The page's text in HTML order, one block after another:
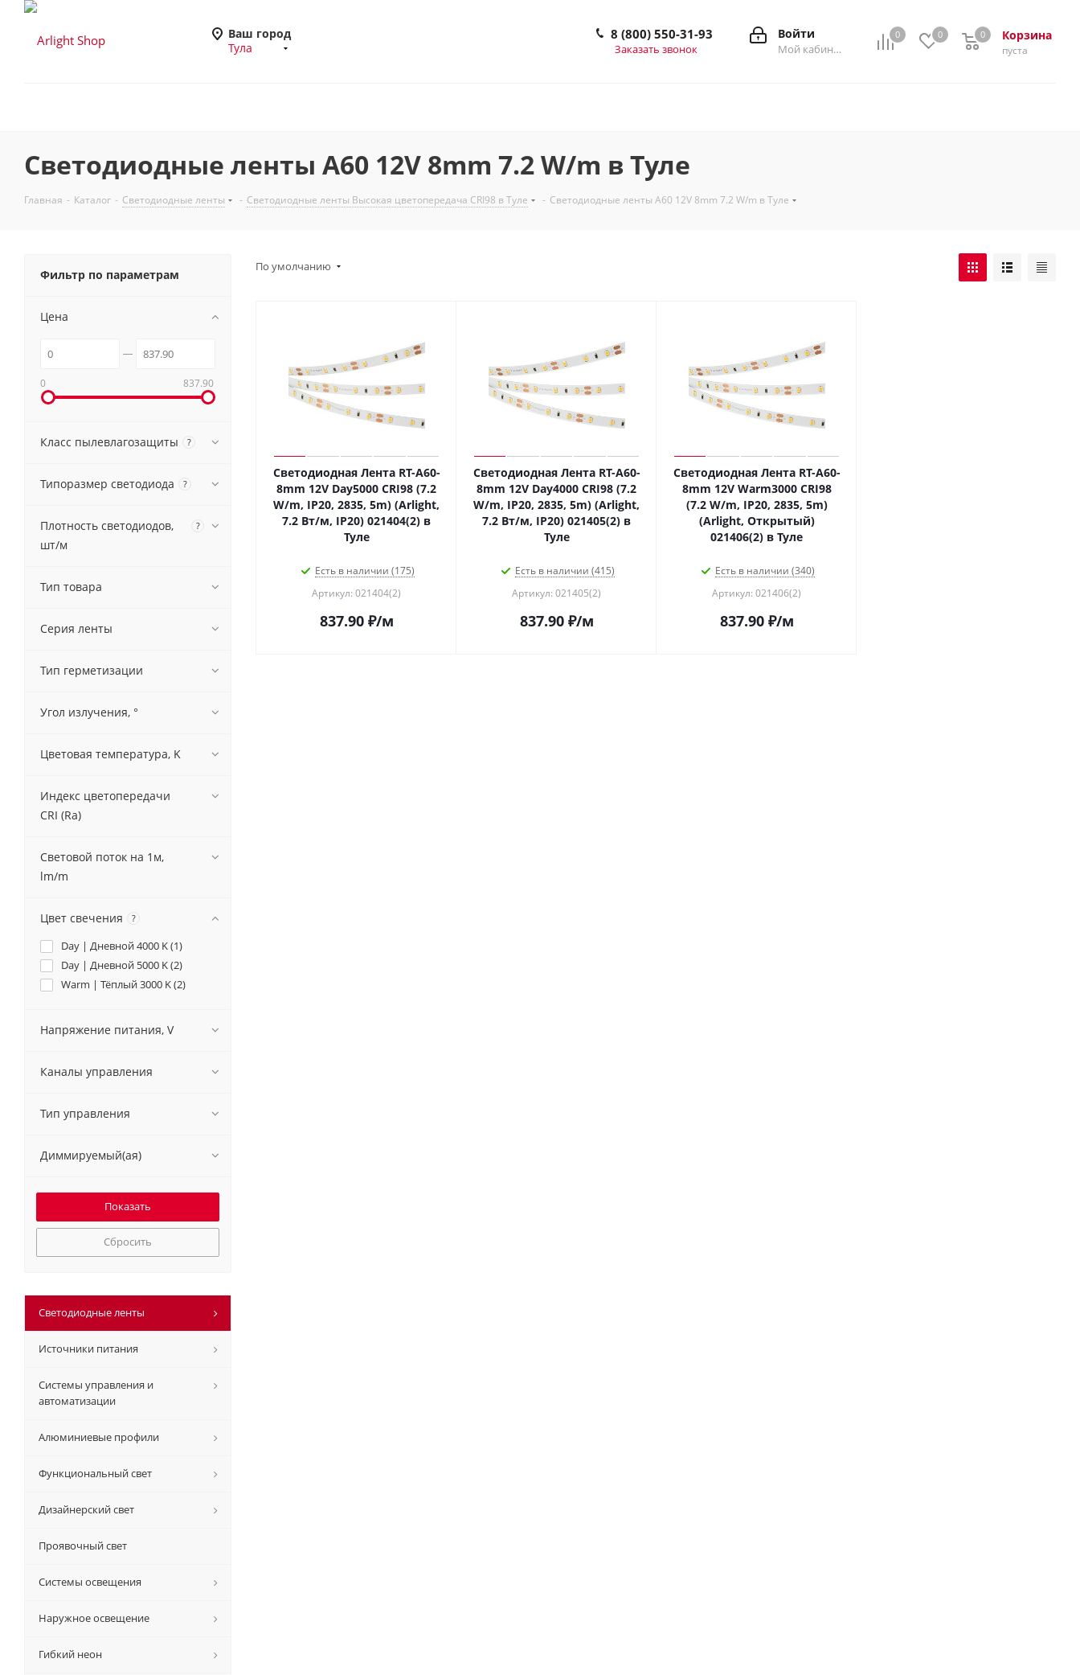
Ваш город
Тула
0 0 Корзина
0
пуста
0
Войти
Мой кабинет
8 (800) 550-31-93
Заказать звонок
Светодиодные ленты A60 12V 8mm 7.2 W/m в Туле
Главная - Каталог - Светодиодные ленты - Светодиодные ленты Высокая цветопередача CRI98 в Туле - Светодиодные ленты A60 12V 8mm 7.2 W/m в Туле
По умолчанию
Светодиодная Лента RT-A60-
8mm 12V Day5000 CRI98 (7.2
W/m, IP20, 2835, 5m) (Arlight,
7.2 Вт/м, IP20) 021404(2) в
Туле
Есть в наличии (175)
Артикул: 021404(2)
837.90₽/м
Светодиодная Лента RT-A60-
8mm 12V Day4000 CRI98 (7.2
W/m, IP20, 2835, 5m) (Arlight,
7.2 Вт/м, IP20) 021405(2) в
Туле
Есть в наличии (415)
Артикул: 021405(2)
837.90₽/м
Светодиодная Лента RT-A60-
8mm 12V Warm3000 CRI98
(7.2 W/m, IP20, 2835, 5m)
(Arlight, Открытый)
021406(2) в Туле
Есть в наличии (340)
Артикул: 021406(2)
837.90₽/м
Фильтр по параметрам
Цена
0 837.90
Класс пылевлагозащиты ?
Типоразмер светодиода ?
Плотность светодиодов,
шт/м
?
Тип товара
Серия ленты
Тип герметизации
Угол излучения, °
Цветовая температура, K
Индекс цветопередачи
CRI (Ra)
Световой поток на 1м,
lm/m
Цвет свечения ?
Day | Дневной 4000 K (1)
Day | Дневной 5000 K (2)
Warm | Тёплый 3000 K (2)
Напряжение питания, V
Каналы управления
Тип управления
Диммируемый(ая)
Сбросить
Светодиодные ленты
Источники питания
Системы управления и
автоматизации
Алюминиевые профили
Функциональный свет
Дизайнерский свет
Проявочный свет
Системы освещения
Наружное освещение
Гибкий неон